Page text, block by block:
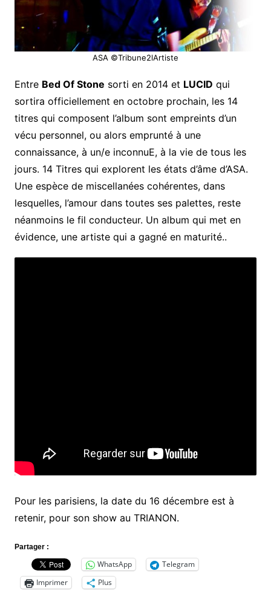
ASA ©Tribune2lArtiste
Entre Bed Of Stone sorti en 2014 et LUCID qui
sortira officiellement en octobre prochain, les 14
titres qui composent l’album sont empreints d’un
vécu personnel, ou alors emprunté à une
connaissance, à un/e inconnuE, à la vie de tous les
jours. 14 Titres qui explorent les états d’âme d’ASA.
Une espèce de miscellanées cohérentes, dans
lesquelles, l’amour dans toutes ses palettes, reste
néanmoins le fil conducteur. Un album qui met en
évidence, une artiste qui a gagné en maturité..
Pour les parisiens, la date du 16 décembre est à
retenir, pour son show au TRIANON.
Partager :
WhatsApp
Telegram
Imprimer
Plus